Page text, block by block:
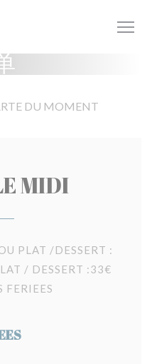
DU MOMENT
MIDI
PLAT /DESSERT :
/ DESSERT :33€
FERIEES